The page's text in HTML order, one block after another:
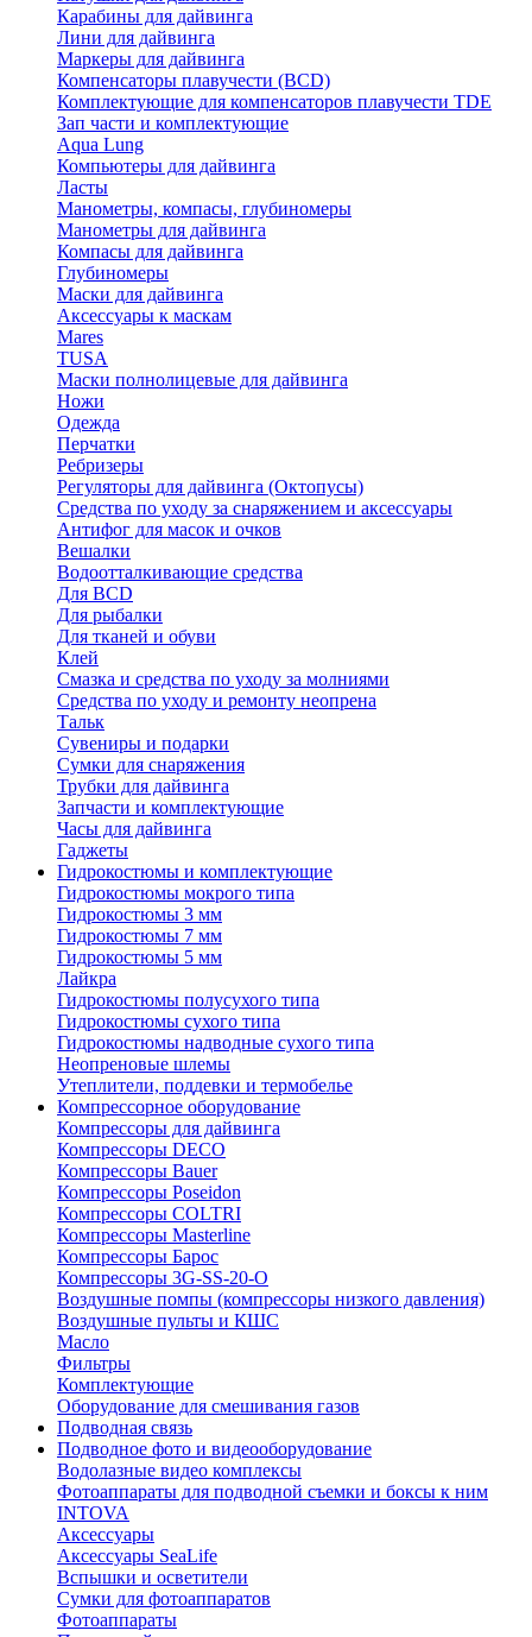
Карабины для дайвинга
Лини для дайвинга
Маркеры для дайвинга
Компенсаторы плавучести (BCD)
Комплектующие для компенсаторов плавучести TDE
Зап части и комплектующие
Aqua Lung
Компьютеры для дайвинга
Ласты
Манометры, компасы, глубиномеры
Манометры для дайвинга
Компасы для дайвинга
Глубиномеры
Маски для дайвинга
Аксессуары к маскам
Mares
TUSA
Маски полнолицевые для дайвинга
Ножи
Одежда
Перчатки
Ребризеры
Регуляторы для дайвинга (Октопусы)
Средства по уходу за снаряжением и аксессуары
Антифог для масок и очков
Вешалки
Водоотталкивающие средства
Для BCD
Для рыбалки
Для тканей и обуви
Клей
Смазка и средства по уходу за молниями
Средства по уходу и ремонту неопрена
Тальк
Сувениры и подарки
Сумки для снаряжения
Трубки для дайвинга
Запчасти и комплектующие
Часы для дайвинга
Гаджеты
Гидрокостюмы и комплектующие
Гидрокостюмы мокрого типа
Гидрокостюмы 3 мм
Гидрокостюмы 7 мм
Гидрокостюмы 5 мм
Лайкра
Гидрокостюмы полусухого типа
Гидрокостюмы сухого типа
Гидрокостюмы надводные сухого типа
Неопреновые шлемы
Утеплители, поддевки и термобелье
Компрессорное оборудование
Компрессоры для дайвинга
Компрессоры DECO
Компрессоры Bauer
Компрессоры Poseidon
Компрессоры COLTRI
Компрессоры Masterline
Компрессоры Барос
Компрессоры 3G-SS-20-O
Воздушные помпы (компрессоры низкого давления)
Воздушные пульты и КШС
Масло
Фильтры
Комплектующие
Оборудование для смешивания газов
Подводная связь
Подводное фото и видеооборудование
Водолазные видео комплексы
Фотоаппараты для подводной съемки и боксы к ним
INTOVA
Аксессуары
Аксессуары SeaLife
Вспышки и осветители
Сумки для фотоаппаратов
Фотоаппараты